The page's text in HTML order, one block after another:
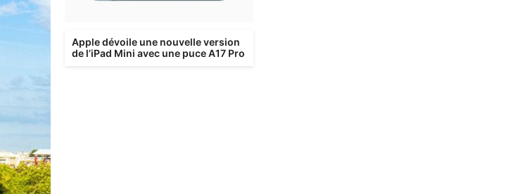
Apple dévoile une nouvelle version
de l’iPad Mini avec une puce A17 Pro